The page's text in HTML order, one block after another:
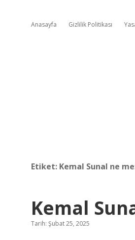
Anasayfa Gizlilik Politikası
Etiket: Kemal Sunal ne
Kemal
Tarih: Şubat 25, 2025